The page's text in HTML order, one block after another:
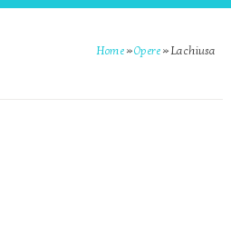
Home »Opere » La chiusa